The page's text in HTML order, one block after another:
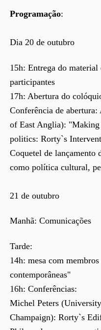
Programação:
Dia 20 de outubro
15h: Entrega do material
participantes
17h: Abertura do
Conferência de
of East Anglia):
politics: Rorty`s
Coquetel de
como política cultural,
21 de outubro
Manhã: Comunicações
Tarde:
14h: mesa com
contemporâneas"
16h: Conferências:
Michel Peters
Champaign): Rorty`s